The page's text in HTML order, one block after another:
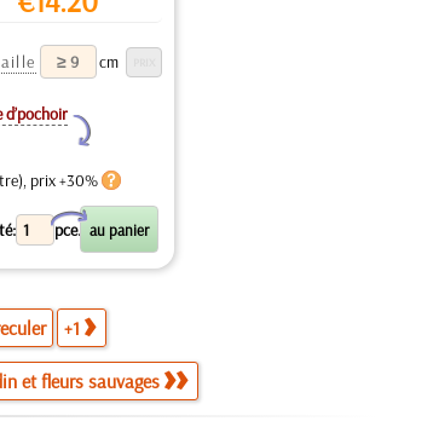
cm
d’pochoir
Y
prix +30%
pce.
X
+1
et fleurs sauvages